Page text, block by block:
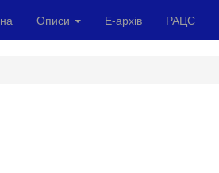
Описи Е-архів РАЦС